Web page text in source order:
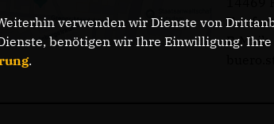
E-Mail:
verwenden wir Dienste von
benötigen wir Ihre Einwilligung.
.